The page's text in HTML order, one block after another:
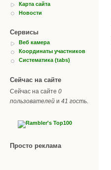
Карта сайта
Новости
Сервисы
Веб камера
Координаты участников
Систематика (tabs)
Сейчас на сайте
Сейчас на сайте 0
пользователей и 41 гость.
Просто реклама